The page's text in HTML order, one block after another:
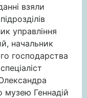
взяли
управління
начальник
господарства
музею Геннадій